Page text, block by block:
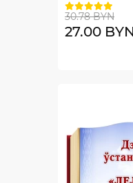
30.78 BYN
27.00